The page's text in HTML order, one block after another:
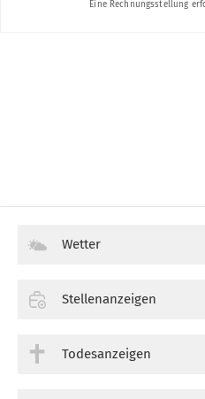
Wetter
Stellenanzeigen
Todesanzeigen